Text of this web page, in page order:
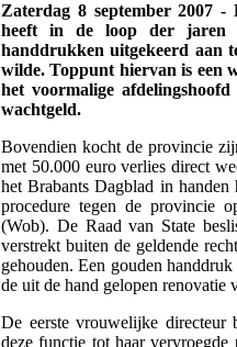
Zaterdag 8 september 2007
heeft in de loop der jaren
handdrukken uitgekeerd aan
wilde. Toppunt hiervan is een
het voormalige
wachtgeld.
Bovendien kocht de provincie
met 50.000 euro verlies direct
het Brabants Dagblad in handen
procedure tegen de provincie
(Wob). De Raad van State
verstrekt buiten de geldende
gehouden. Een gouden
de uit de hand gelopen
De eerste vrouwelijke
deze functie tot haar